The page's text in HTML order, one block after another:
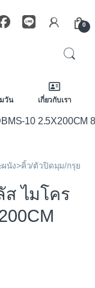
0
วัน เกี่ยวกับเรา
10 2.5X200CM
นัง>คิ้ว/ตัวปิดมุม/กรุย
ส ไมโคร